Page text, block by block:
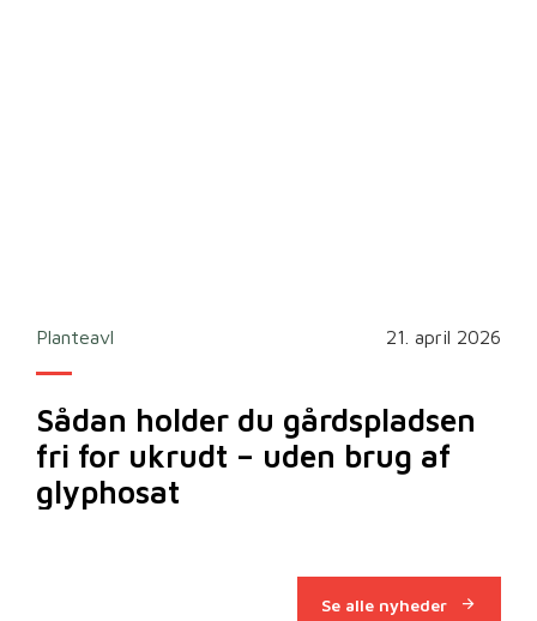
Planteavl 21. april 2026
Sådan holder du gårdspladsen
fri for ukrudt – uden brug af
glyphosat
Se alle nyheder